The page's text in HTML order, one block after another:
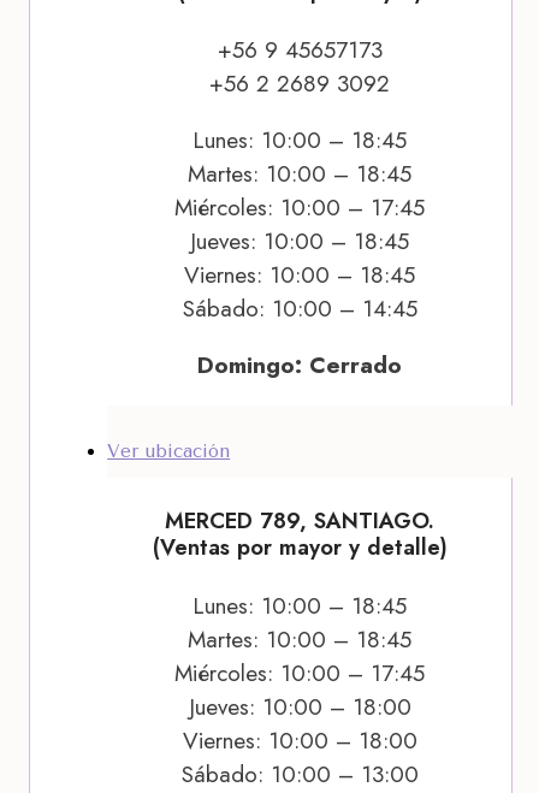
+56 9 45657173
+56 2 2689 3092
Lunes: 10:00 – 18:45
Martes: 10:00 – 18:45
Miércoles: 10:00 – 17:45
Jueves: 10:00 – 18:45
Viernes: 10:00 – 18:45
Sábado: 10:00 – 14:45
Domingo: Cerrado
Ver ubicación
MERCED 789, SANTIAGO.
(Ventas por mayor y detalle)
Lunes: 10:00 – 18:45
Martes: 10:00 – 18:45
Miércoles: 10:00 – 17:45
Jueves: 10:00 – 18:00
Viernes: 10:00 – 18:00
Sábado: 10:00 – 13:00